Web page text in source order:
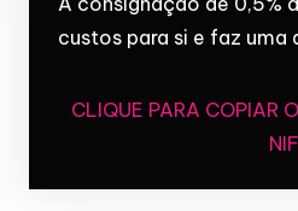
custos para si e faz uma
CLIQUE PARA COPIAR O
NIF